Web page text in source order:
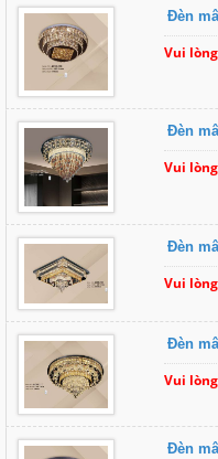
Đèn
Vui
Đèn
Vui
Đèn
Vui
Đèn
Vui
Đèn